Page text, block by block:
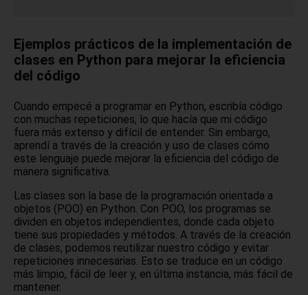
Ejemplos prácticos de la implementación de
clases en Python para mejorar la eficiencia
del código
Cuando empecé a programar en Python, escribía código
con muchas repeticiones, lo que hacía que mi código
fuera más extenso y difícil de entender. Sin embargo,
aprendí a través de la creación y uso de clases cómo
este lenguaje puede mejorar la eficiencia del código de
manera significativa.
Las clases son la base de la programación orientada a
objetos (POO) en Python. Con POO, los programas se
dividen en objetos independientes, donde cada objeto
tiene sus propiedades y métodos. A través de la creación
de clases, podemos reutilizar nuestro código y evitar
repeticiones innecesarias. Esto se traduce en un código
más limpio, fácil de leer y, en última instancia, más fácil de
mantener.